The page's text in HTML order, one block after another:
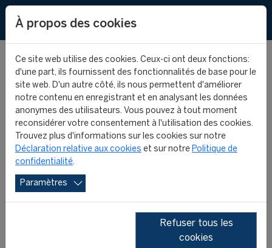
UNIVERSITÉS
PARTENAIRES
À propos des cookies
Ce site web utilise des cookies. Ceux-ci ont deux fonctions:
d'une part, ils fournissent des fonctionnalités de base pour le
site web. D'un autre côté, ils nous permettent d'améliorer
notre contenu en enregistrant et en analysant les données
anonymes des utilisateurs. Vous pouvez à tout moment
reconsidérer votre consentement à l'utilisation des cookies.
Trouvez plus d'informations sur les cookies sur notre
Déclaration relative aux cookies et sur notre Politique de
confidentialité.
Paramètres
Refuser tous les
cookies